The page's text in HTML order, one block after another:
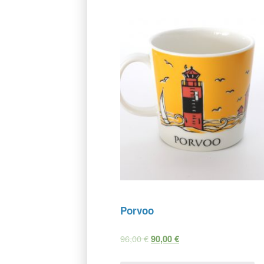
Porvoo
96,00€ 90,00 €